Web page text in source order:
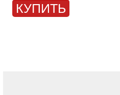
КУПИТЬ